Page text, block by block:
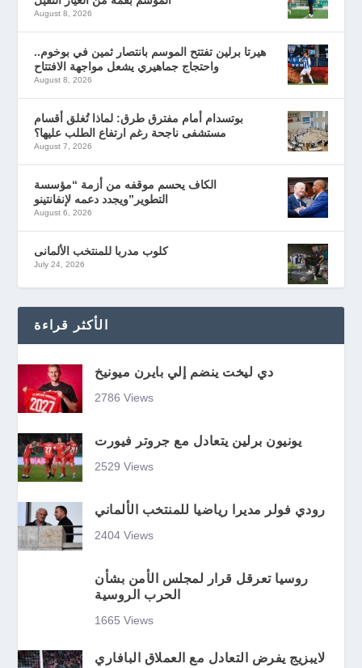
August 8, 2026
هيرتا برلين تفتتح الموسم بانتصار ثمين في بوخوم..
واحتجاج جماهيري يشعل مواجهة الافتتاح
August 8, 2026
بوتسدام أمام مفترق طرق: لماذا تُغلق أقسام
مستشفى ناجحة رغم ارتفاع الطلب عليها؟
August 7, 2026
الكاف يحسم موقفه من أزمة “مؤسسة
التطوير”ويجدد دعمه لإنفانتينو
August 6, 2026
كلوب مدربا للمنتخب الألمانى
July 24, 2026
الأكثر قراءة
دي ليخت ينضم إلي بايرن ميونيخ
2786 Views
يونيون برلين يتعادل مع جروتر فيورت
2529 Views
رودي فولر مديرا رياضيا للمنتخب الألماني
2404 Views
روسيا تعرقل قرار لمجلس الأمن بشأن
الحرب الروسية
1665 Views
لايبزيج يفرض التعادل مع العملاق البافاري